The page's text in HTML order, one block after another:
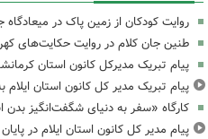
روایت کودکان از زمین پاک در میعادگاه
طنین جان کلام در روایت حکایت‌های
پیام تبریک مدیرکل کانون استان
پیام تبریک مدیر کل کانون استان ایلام
کارگاه «سفر به دنیای شگفت‌انگیز بدن
پیام مدیر کل کانون استان ایلام در پایان